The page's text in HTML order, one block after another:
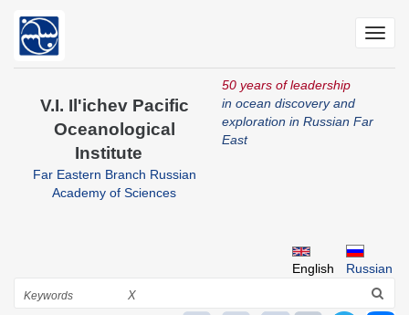
main
V.I. Il'ichev Pacific
Oceanological
Institute
Far Eastern Branch Russian
Academy of Sciences
50 years of leadership
in ocean discovery and
exploration in Russian Far
East
Russian
English
Search
X